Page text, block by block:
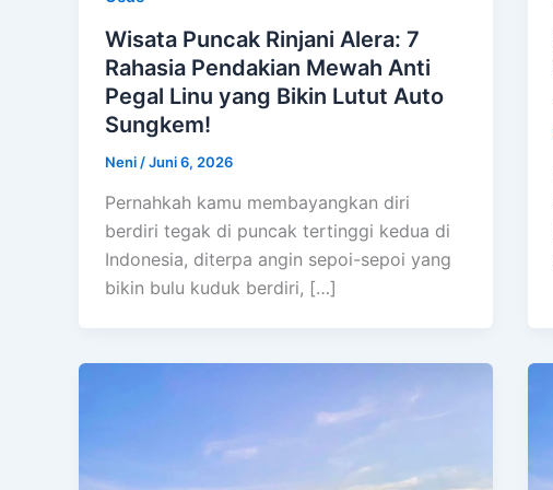
Wisata Puncak Rinjani Alera: 7
Rahasia Pendakian Mewah Anti
Pegal Linu yang Bikin Lutut Auto
Sungkem!
Neni /Juni 6, 2026
Pernahkah kamu membayangkan diri
berdiri tegak di puncak tertinggi kedua di
Indonesia, diterpa angin sepoi-sepoi yang
bikin bulu kuduk berdiri, […]